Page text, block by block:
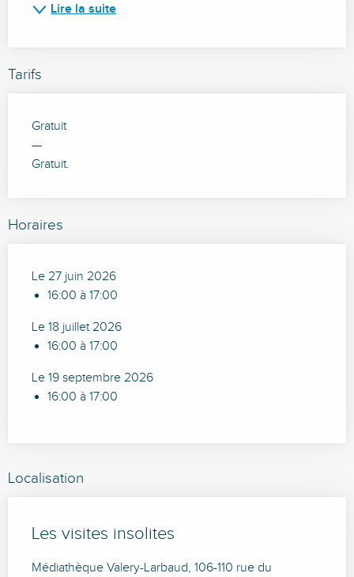
Lire la suite
Tarifs
Gratuit
—
Gratuit.
Horaires
Le 27 juin 2026
16:00 à 17:00
Le 18 juillet 2026
16:00 à 17:00
Le 19 septembre 2026
16:00 à 17:00
Localisation
Les visites insolites
Médiathèque Valery-Larbaud, 106-110 rue du